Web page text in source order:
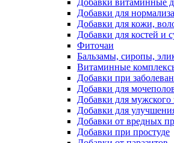
Добавки витаминные
Добавки для
Добавки для кожи,
Добавки для костей и
Фиточаи
Бальзамы, сиропы,
Витаминные
Добавки при
Добавки для
Добавки для мужского
Добавки для
Добавки от вредных
Добавки при простуде